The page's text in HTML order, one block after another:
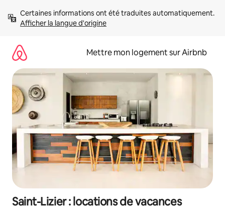
directement
Afficher la langue d'origine
Mettre mon logement sur Airbnb
Saint-Lizier : locations de vacances